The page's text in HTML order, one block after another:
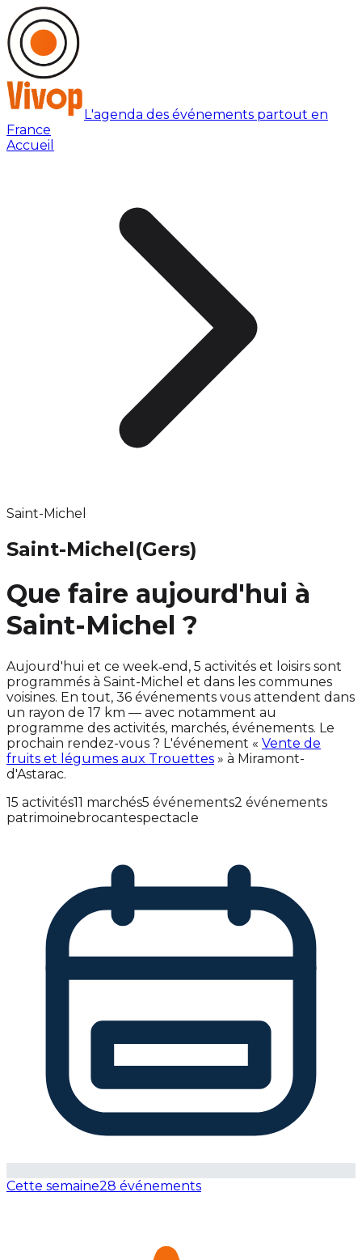
L'agenda des événements partout en
France
Accueil
Saint-Michel
Saint-Michel(Gers)
Que faire aujourd'hui à
Saint-Michel ?
Aujourd'hui et ce week‑end, 5 activités et loisirs sont
programmés à Saint-Michel et dans les communes
voisines. En tout, 36 événements vous attendent dans
un rayon de 17 km — avec notamment au
programme des activités, marchés, événements. Le
prochain rendez-vous ? L'événement « Vente de
fruits et légumes aux Trouettes » à Miramont-
d'Astarac.
15 activités11 marchés5 événements2 événements
patrimoinebrocantespectacle
Cette semaine28 événements